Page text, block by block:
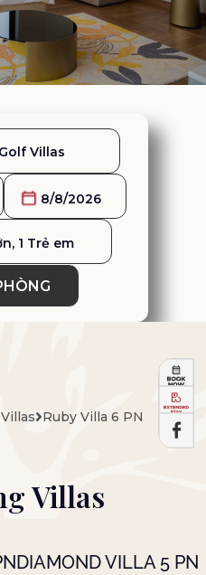
1 Trẻ em
Ruby Villa 6 PN
Villas
DIAMOND VILLA 5 PN